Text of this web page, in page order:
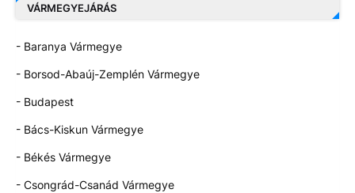
VÁRMEGYEJÁRÁS
- Baranya Vármegye
- Borsod-Abaúj-Zemplén Vármegye
- Budapest
- Bács-Kiskun Vármegye
- Békés Vármegye
- Csongrád-Csanád Vármegye